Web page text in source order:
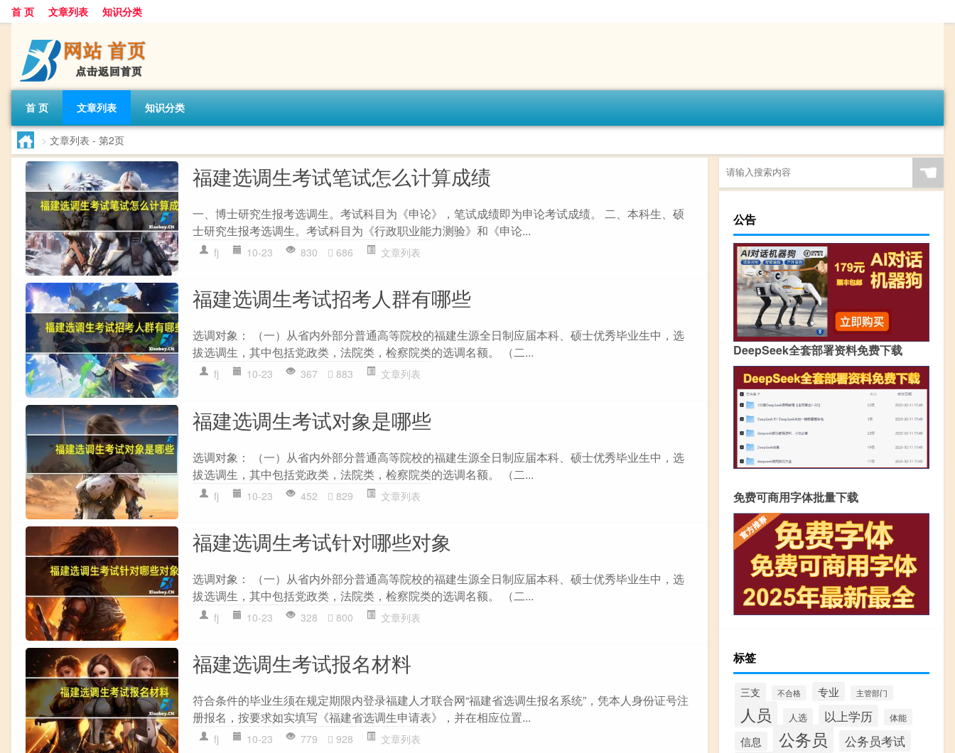
首 页 文章列表 知识分类
首 页 文章列表 知识分类
> 文章列表 - 第2页
福建选调生考试笔试怎么计算成绩
一、博士研究生报考选调生。考试科目为《申论》，笔试成绩即为申论考试成绩。 二、本科生、硕
士研究生报考选调生。考试科目为《行政职业能力测验》和《申论...
fj 10-23 830 686 文章列表
福建选调生考试招考人群有哪些
选调对象： （一）从省内外部分普通高等院校的福建生源全日制应届本科、硕士优秀毕业生中，选
拔选调生，其中包括党政类，法院类，检察院类的选调名额。 （二...
fj 10-23 367 883 文章列表
福建选调生考试对象是哪些
选调对象： （一）从省内外部分普通高等院校的福建生源全日制应届本科、硕士优秀毕业生中，选
拔选调生，其中包括党政类，法院类，检察院类的选调名额。 （二...
fj 10-23 452 829 文章列表
福建选调生考试针对哪些对象
选调对象： （一）从省内外部分普通高等院校的福建生源全日制应届本科、硕士优秀毕业生中，选
拔选调生，其中包括党政类，法院类，检察院类的选调名额。 （二...
fj 10-23 328 800 文章列表
福建选调生考试报名材料
符合条件的毕业生须在规定期限内登录福建人才联合网“福建省选调生报名系统”，凭本人身份证号注
册报名，按要求如实填写《福建省选调生申请表》，并在相应位置...
fj 10-23 779 928 文章列表
☚
公告
DeepSeek全套部署资料免费下载
免费可商用字体批量下载
标签
三支 不合格 专业 主管部门
人员 人选 以上学历 体能
信息 公务员 公务员考试